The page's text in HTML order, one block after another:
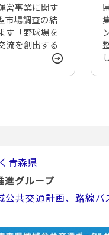
営事業に関す
市場調査の結
す「野球場を
流を創出する
青森県
進グループ
公共交通計画、路線バ